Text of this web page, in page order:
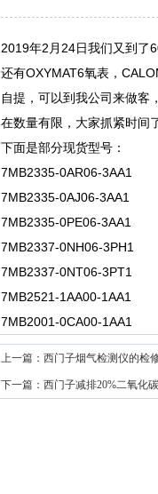
2019年2月24日我们又到了
还有OXYMAT6氧表，
自提，可以到我公司来做客
在数量有限，大家抓紧时间
下面是部分现货型号：
7MB2335-0AR06-3AA1
7MB2335-0AJ06-3AA1
7MB2335-0PE06-3AA1
7MB2337-0NH06-3PH1
7MB2337-0NT06-3PT1
7MB2521-1AA00-1AA1
7MB2001-0CA00-1AA1
上一篇： 西门子烟气检测仪的检
下一篇： 西门子减排20%二氧化碳